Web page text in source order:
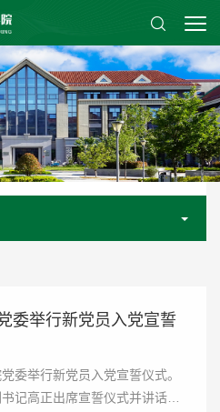
委举行新党员入党宣誓
委举行新党员入党宣誓仪式。
记高正出席宣誓仪式并讲话。